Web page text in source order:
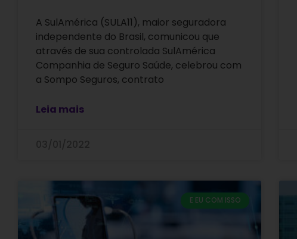
A SulAmérica (SULA11), maior seguradora
independente do Brasil, comunicou que
através de sua controlada SulAmérica
Companhia de Seguro Saúde, celebrou com
a Sompo Seguros, contrato
Leia mais
E EU COM ISSO